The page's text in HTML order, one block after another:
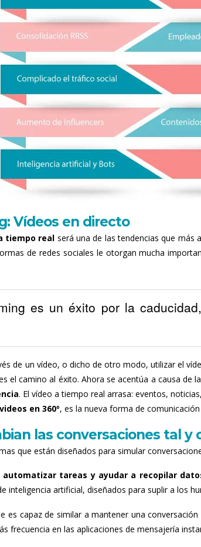
Vídeos en directo
tiempo real será una de las tendencias que más
de redes sociales le otorgan mucha
es un éxito por la
de un vídeo, o dicho de otro modo, utilizar el
el camino al éxito. Ahora se acentúa a causa de
. El vídeo a tiempo real arrasa: eventos,
videos en 360º, es la nueva forma de comunicación
las conversaciones tal y
que están diseñados para simular
automatizar tareas y ayudar a recopilar
inteligencia artificial, diseñados para suplir a los
es capaz de similar a mantener una
frecuencia en las aplicaciones de mensajería